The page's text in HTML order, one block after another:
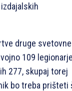
druge svetovne
109
277, skupaj torej
bo treba prišteti